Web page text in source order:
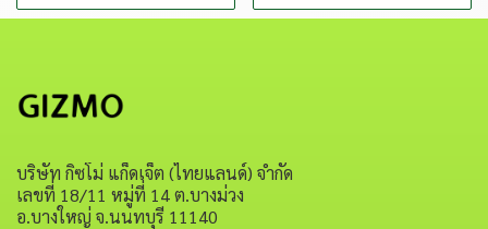
บริษัท กิซโม่ แก็ดเจ็ต (ไทยแลนด์) จำกัด
เลขที่ 18/11 หมู่ที่ 14 ต.บางม่วง
อ.บางใหญ่ จ.นนทบุรี 11140